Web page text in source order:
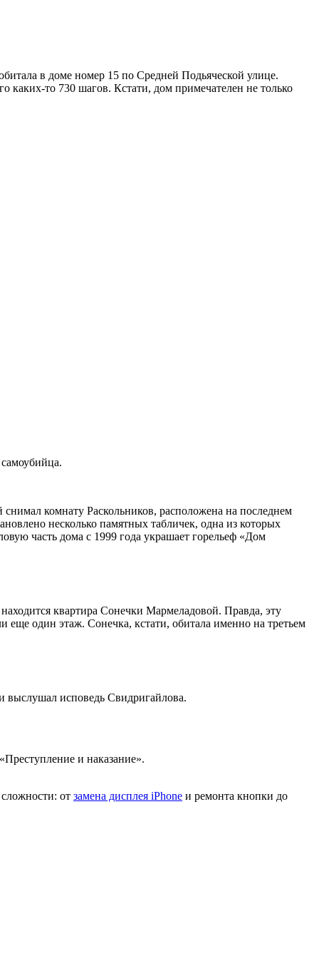
в доме номер 15 по Средней Подьяческой улице.
каких-то 730 шагов. Кстати, дом примечателен не только
комнату Раскольников, расположена на последнем
несколько памятных табличек, одна из которых
часть дома с 1999 года украшает горельеф «Дом
квартира Сонечки Мармеладовой. Правда, эту
один этаж. Сонечка, кстати, обитала именно на третьем
выслушал исповедь Свидригайлова.
и наказание».
от замена дисплея iPhone и ремонта кнопки до